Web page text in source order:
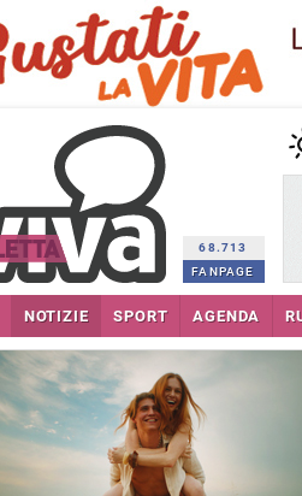
68.713
FANPAGE
NOTIZIE SPORT AGENDA